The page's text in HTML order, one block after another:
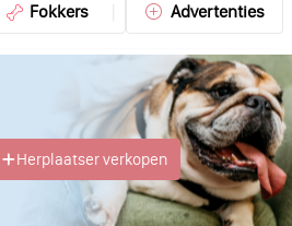
Fokkers Advertenties
Herplaatser verkopen